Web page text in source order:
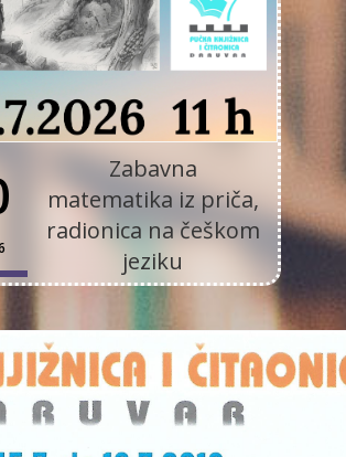
Zabavna
matematika iz priča,
radionica na češkom
jeziku